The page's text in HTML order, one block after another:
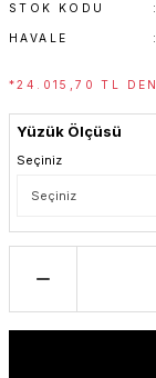
STOK KODU
HAVALE
*24.015,70 TL DEN
Yüzük Ölçüsü
Seçiniz